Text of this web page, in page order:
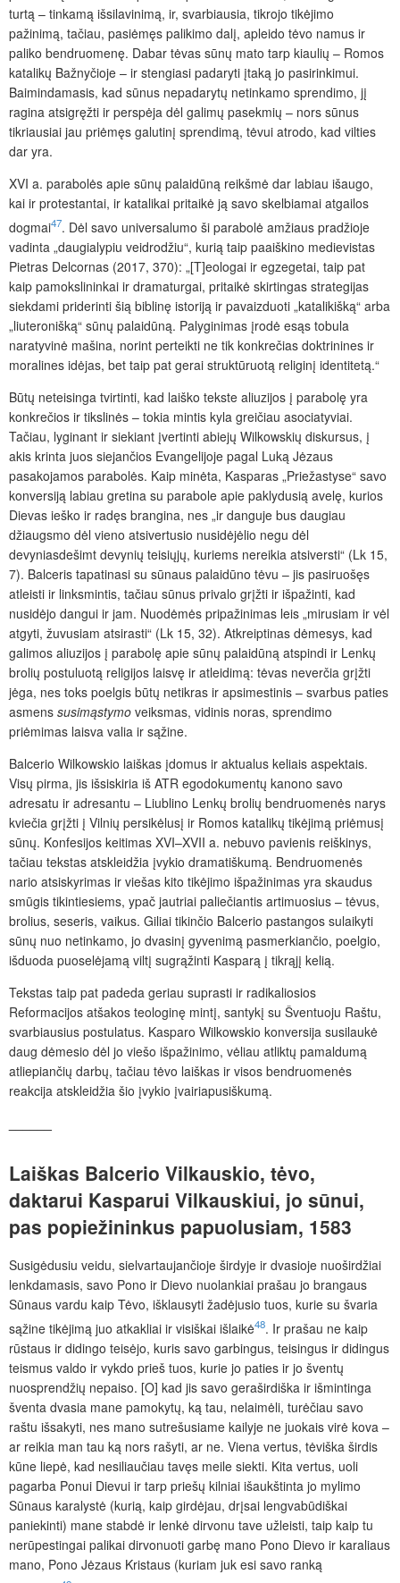
turtą – tinkamą išsilavinimą, ir, svarbiausia, tikrojo tikėjimo
pažinimą, tačiau, pasiėmęs palikimo dalį, apleido tėvo namus ir
paliko bendruomenę. Dabar tėvas sūnų mato tarp kiaulių – Romos
katalikų Bažnyčioje – ir stengiasi padaryti įtaką jo pasirinkimui.
Baimindamasis, kad sūnus nepadarytų netinkamo sprendimo, jį
ragina atsigręžti ir perspėja dėl galimų pasekmių – nors sūnus
tikriausiai jau priėmęs galutinį sprendimą, tėvui atrodo, kad vilties
dar yra.
XVI a. parabolės apie sūnų palaidūną reikšmė dar labiau išaugo,
kai ir protestantai, ir katalikai pritaikė ją savo skelbiamai atgailos
dogmai47. Dėl savo universalumo ši parabolė amžiaus pradžioje
vadinta „daugialypiu veidrodžiu“, kurią taip paaiškino medievistas
Pietras Delcornas (2017, 370): „[T]eologai ir egzegetai, taip pat
kaip pamokslininkai ir dramaturgai, pritaikė skirtingas strategijas
siekdami priderinti šią biblinę istoriją ir pavaizduoti „katalikišką“ arba
„liuteronišką“ sūnų palaidūną. Palyginimas įrodė esąs tobula
naratyvinė mašina, norint perteikti ne tik konkrečias doktrinines ir
moralines idėjas, bet taip pat gerai struktūruotą religinį identitetą.“
Būtų neteisinga tvirtinti, kad laiško tekste aliuzijos į parabolę yra
konkrečios ir tikslinės – tokia mintis kyla greičiau asociatyviai.
Tačiau, lyginant ir siekiant įvertinti abiejų Wilkowskių diskursus, į
akis krinta juos siejančios Evangelijoje pagal Luką Jėzaus
pasakojamos parabolės. Kaip minėta, Kasparas „Priežastyse“ savo
konversiją labiau gretina su parabole apie paklydusią avelę, kurios
Dievas ieško ir radęs brangina, nes „ir danguje bus daugiau
džiaugsmo dėl vieno atsivertusio nusidėjėlio negu dėl
devyniasdešimt devynių teisiųjų, kuriems nereikia atsiversti“ (Lk 15,
7). Balceris tapatinasi su sūnaus palaidūno tėvu – jis pasiruošęs
atleisti ir linksmintis, tačiau sūnus privalo grįžti ir išpažinti, kad
nusidėjo dangui ir jam. Nuodėmės pripažinimas leis „mirusiam ir vėl
atgyti, žuvusiam atsirasti“ (Lk 15, 32). Atkreiptinas dėmesys, kad
galimos aliuzijos į parabolę apie sūnų palaidūną atspindi ir Lenkų
brolių postuluotą religijos laisvę ir atleidimą: tėvas neverčia grįžti
jėga, nes toks poelgis būtų netikras ir apsimestinis – svarbus paties
asmens susimąstymo veiksmas, vidinis noras, sprendimo
priėmimas laisva valia ir sąžine.
Balcerio Wilkowskio laiškas įdomus ir aktualus keliais aspektais.
Visų pirma, jis išsiskiria iš ATR egodokumentų kanono savo
adresatu ir adresantu – Liublino Lenkų brolių bendruomenės narys
kviečia grįžti į Vilnių persikėlusį ir Romos katalikų tikėjimą priėmusį
sūnų. Konfesijos keitimas XVI–XVII a. nebuvo pavienis reiškinys,
tačiau tekstas atskleidžia įvykio dramatiškumą. Bendruomenės
nario atsiskyrimas ir viešas kito tikėjimo išpažinimas yra skaudus
smūgis tikintiesiems, ypač jautriai paliečiantis artimuosius – tėvus,
brolius, seseris, vaikus. Giliai tikinčio Balcerio pastangos sulaikyti
sūnų nuo netinkamo, jo dvasinį gyvenimą pasmerkiančio, poelgio,
išduoda puoselėjamą viltį sugrąžinti Kasparą į tikrąjį kelią.
Tekstas taip pat padeda geriau suprasti ir radikaliosios
Reformacijos atšakos teologinę mintį, santykį su Šventuoju Raštu,
svarbiausius postulatus. Kasparo Wilkowskio konversija susilaukė
daug dėmesio dėl jo viešo išpažinimo, vėliau atliktų pamaldumą
atliepiančių darbų, tačiau tėvo laiškas ir visos bendruomenės
reakcija atskleidžia šio įvykio įvairiapusiškumą.
Laiškas Balcerio Vilkauskio, tėvo,
daktarui Kasparui Vilkauskiui, jo sūnui,
pas popiežininkus papuolusiam, 1583
Susigėdusiu veidu, sielvartaujančioje širdyje ir dvasioje nuoširdžiai
lenkdamasis, savo Pono ir Dievo nuolankiai prašau jo brangaus
Sūnaus vardu kaip Tėvo, išklausyti žadėjusio tuos, kurie su švaria
sąžine tikėjimą juo atkakliai ir visiškai išlaikė48. Ir prašau ne kaip
rūstaus ir didingo teisėjo, kuris savo garbingus, teisingus ir didingus
teismus valdo ir vykdo prieš tuos, kurie jo paties ir jo šventų
nuosprendžių nepaiso. [O] kad jis savo geraširdiška ir išmintinga
šventa dvasia mane pamokytų, ką tau, nelaimėli, turėčiau savo
raštu išsakyti, nes mano sutrešusiame kailyje ne juokais virė kova –
ar reikia man tau ką nors rašyti, ar ne. Viena vertus, tėviška širdis
kūne liepė, kad nesiliaučiau tavęs meile siekti. Kita vertus, uoli
pagarba Ponui Dievui ir tarp priešų kilniai išaukštinta jo mylimo
Sūnaus karalystė (kurią, kaip girdėjau, drįsai lengvabūdiškai
paniekinti) mane stabdė ir lenkė dirvonu tave užleisti, taip kaip tu
nerūpestingai palikai dirvonuoti garbę mano Pono Dievo ir karaliaus
mano, Pono Jėzaus Kristaus (kuriam juk esi savo ranką